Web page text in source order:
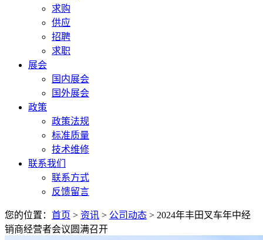
求购
供应
招聘
求职
展会
国内展会
国外展会
政策
政策法规
标准质量
技术维修
联系我们
联系方式
反馈留言
您的位置： 首页 > 资讯 > 公司动态 > 2024年丰田叉车年中经
销商经营者会议圆满召开